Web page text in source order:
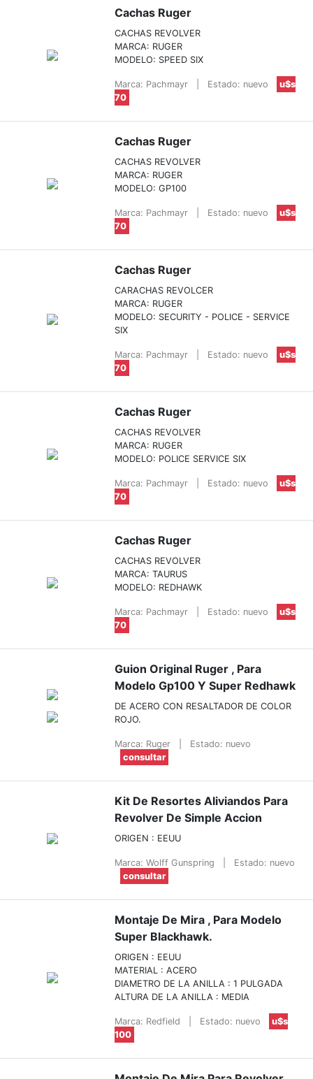
Cachas Ruger
CACHAS REVOLVER
MARCA: RUGER
MODELO: SPEED SIX
Marca: Pachmayr Estado: nuevo
u$s
70
Cachas Ruger
CACHAS REVOLVER
MARCA: RUGER
MODELO: GP100
Marca: Pachmayr Estado: nuevo
u$s
70
Cachas Ruger
CARACHAS REVOLCER
MARCA: RUGER
MODELO: SECURITY - POLICE - SERVICE
SIX
Marca: Pachmayr Estado: nuevo
u$s
70
Cachas Ruger
CACHAS REVOLVER
MARCA: RUGER
MODELO: POLICE SERVICE SIX
Marca: Pachmayr Estado: nuevo
u$s
70
Cachas Ruger
CACHAS REVOLVER
MARCA: TAURUS
MODELO: REDHAWK
Marca: Pachmayr Estado: nuevo
u$s
70
Guion Original Ruger , Para
Modelo Gp100 Y Super Redhawk
DE ACERO CON RESALTADOR DE COLOR
ROJO.
Marca: Ruger
Estado: nuevo
consultar
Kit De Resortes Aliviandos Para
Revolver De Simple Accion
ORIGEN : EEUU
Marca: Wolff Gunspring
Estado: nuevo
consultar
Montaje De Mira , Para Modelo
Super Blackhawk.
ORIGEN : EEUU
MATERIAL : ACERO
DIAMETRO DE LA ANILLA : 1 PULGADA
ALTURA DE LA ANILLA : MEDIA
Marca: Redfield Estado: nuevo
u$s
100